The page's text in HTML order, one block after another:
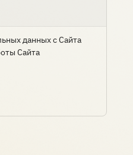
данных с Сайта
Сайта